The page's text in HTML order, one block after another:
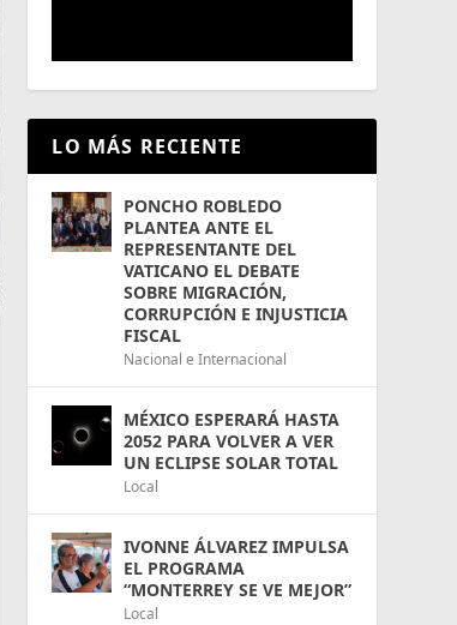
LO MÁS RECIENTE
PONCHO ROBLEDO
PLANTEA ANTE EL
REPRESENTANTE DEL
VATICANO EL DEBATE
SOBRE MIGRACIÓN,
CORRUPCIÓN E INJUSTICIA
FISCAL
Nacional e Internacional
MÉXICO ESPERARÁ HASTA
2052 PARA VOLVER A VER
UN ECLIPSE SOLAR TOTAL
Local
IVONNE ÁLVAREZ IMPULSA
EL PROGRAMA
“MONTERREY SE VE MEJOR”
Local